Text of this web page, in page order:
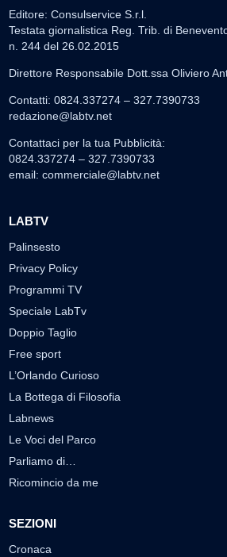
Editore: Consulservice S.r.l.
Testata giornalistica Reg. Trib. di
n. 244 del 26.02.2015
Direttore Responsabile Dott.ssa Oliviero
Contatti: 0824.337274 – 327.7390733
redazione@labtv.net
Contattaci per la tua Pubblicità:
0824.337274 – 327.7390733
email: commerciale@labtv.net
LABTV
Palinsesto
Privacy Policy
Programmi TV
Speciale LabTv
Doppio Taglio
Free sport
L’Orlando Curioso
La Bottega di Filosofia
Labnews
Le Voci del Parco
Parliamo di…
Ricomincio da me
SEZIONI
Cronaca